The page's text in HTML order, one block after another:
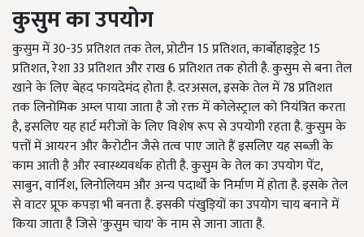
कुसुमकाउपयोग
कुसुम में 30-35 प्रतिशत तक तेल, प्रोटीन 15 प्रतिशत, कार्बोहाइड्रेट 15
प्रतिशत, रेशा 33 प्रतिशत और राख 6 प्रतिशत तक होती है. कुसुम से बना तेल
खाने के लिए बेहद फायदेमंद होता है. दरअसल, इसके तेल में 78 प्रतिशत
तक लिनोमिक अम्ल पाया जाता है जो रक्त में कोलेस्ट्राल को नियंत्रित करता
है, इसलिए यह हार्ट मरीजों के लिए विशेष रूप से उपयोगी रहता है. कुसुम के
पत्तों में आयरन और कैरोटीन जैसे तत्व पाए जाते हैं इसलिए यह सब्जी के
काम आती है और स्वास्थ्यवर्धक होती है. कुसुम के तेल का उपयोग पेंट,
साबुन, वार्निश, लिनोलियम और अन्य पदार्थों के निर्माण में होता है. इसके तेल
से वाटर प्रूफ कपड़ा भी बनता है. इसकी पंखुड़ियों का उपयोग चाय बनाने में
किया जाता है जिसे 'कुसुम चाय' के नाम से जाना जाता है.